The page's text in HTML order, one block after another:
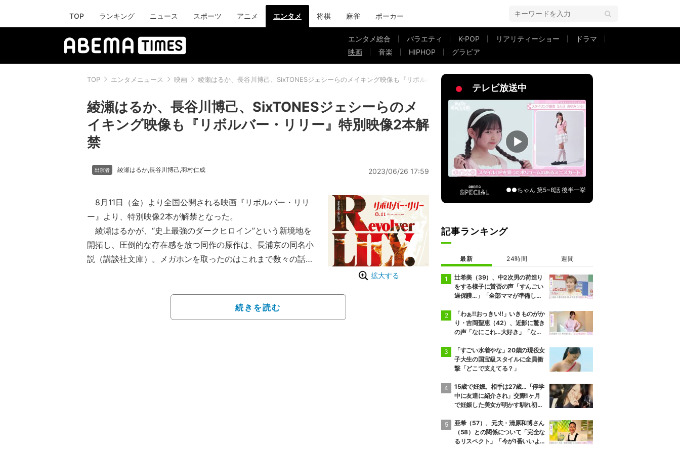
TOP ランキング ニュース スポーツ アニメ エンタメ 将棋 麻雀 ポーカー
エンタメ総合 バラエティ K-POP リアリティーショー
ドラマ
映画
音楽 HIPHOP グラビア
TOP エンタメニュース 映画 綾瀬はるか、長谷川博己、SixTONESジェシーらのメイキング映像も『リボルバー・リリー』特別映像2本解禁
綾瀬はるか、長谷川博己、SixTONESジェシーらのメ
イキング映像も『リボルバー・リリー』特別映像2本解
禁
綾瀬はるか,長谷川博己,羽村仁成 2023/06/26 17:59
拡大する
8月11日（金）より全国公開される映画『リボルバー・リリ
ー』より、特別映像2本が解禁となった。
綾瀬はるかが、“史上最強のダークヒロイン”という新境地を
開拓し、圧倒的な存在感を放つ同作の原作は、長浦京の同名小
説（講談社文庫）。メガホンを取ったのはこれまで数々の話題
r.)、シシド・カフカ、古川琴音、清水尋也、ジェシー(SixTONE
S)、佐藤二朗、吹越 満、内田朝陽、板尾創路、橋爪 功、石橋
続きを読む
テレビ放送中
●●ちゃん 第5~8話 後半一挙
記事ランキング
最新 24時間 週間
辻希美（39）、中2次男の荷造り
をする様子に賛否の声「すんごい
過保護…」「全部ママが準備して
「わぁ!!おっきい!!」いきものがか
り・吉岡聖恵（42）、近影に驚き
の声「なにこれ…大好き」「なん
「すごい水着やな」20歳の現役女
子大生の国宝級スタイルに全員衝
撃「どこで支えてる？」
15歳で妊娠。相手は27歳…「停学
中に友達に紹介され」交際1ヶ月
で妊娠した美女が明かす馴れ初め
絶句
亜希（57）、元夫・清原和博さん
（58）との関係について「完全な
るリスペクト」「今が1番いいよ